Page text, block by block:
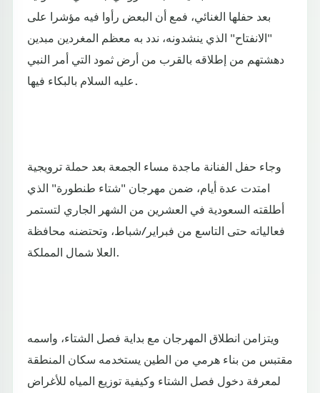
بعد حفلها الغنائي، فمع أن البعض رأوا فيه مؤشرا على
"الانفتاح" الذي ينشدونه، ندد به معظم المغردين مبدين
دهشتهم من إطلاقه بالقرب من أرض ثمود التي أمر النبي
عليه السلام بالبكاء فيها.
وجاء حفل الفنانة ماجدة مساء الجمعة بعد حملة ترويجية
امتدت عدة أيام، ضمن مهرجان "شتاء طنطورة" الذي
أطلقته السعودية في العشرين من الشهر الجاري لتستمر
فعالياته حتى التاسع من فبراير/شباط، وتحتضنه محافظة
العلا شمال المملكة.
ويتزامن انطلاق المهرجان مع بداية فصل الشتاء، واسمه
مقتبس من بناء هرمي من الطين يستخدمه سكان المنطقة
لمعرفة دخول فصل الشتاء وكيفية توزيع المياه للأغراض